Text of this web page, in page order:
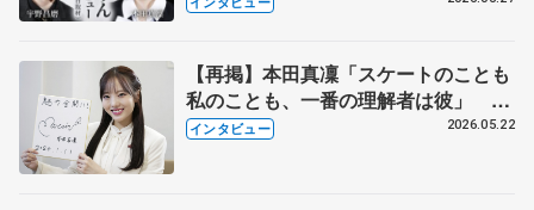
【再掲】本田真凜「スケートのことも
私のことも、一番の理解者は彼」 引
退時の単独インタビューで語った競技
インタビュー 2026.05.22